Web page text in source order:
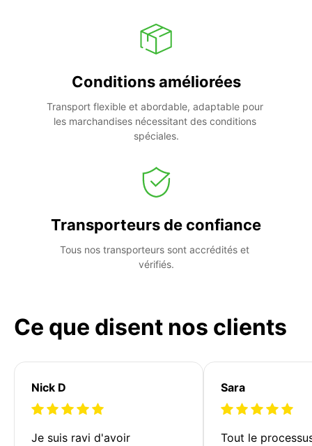
Conditions améliorées
Transport flexible et abordable, adaptable pour
les marchandises nécessitant des conditions
spéciales.
Transporteurs de confiance
Tous nos transporteurs sont accrédités et
vérifiés.
Ce que disent nos clients
Nick D
Je suis ravi d'avoir
Sara
Tout le